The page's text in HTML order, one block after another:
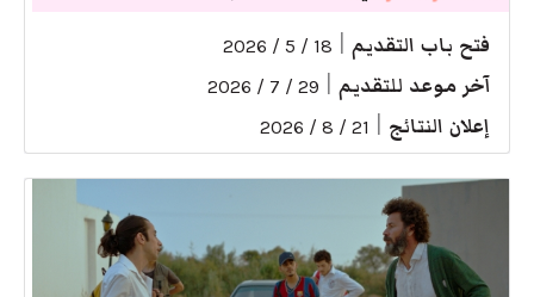
فتح باب التقديم 18 / 5 / 2026
آخر موعد للتقديم 29 / 7 / 2026
إعلان النتائج 21 / 8 / 2026